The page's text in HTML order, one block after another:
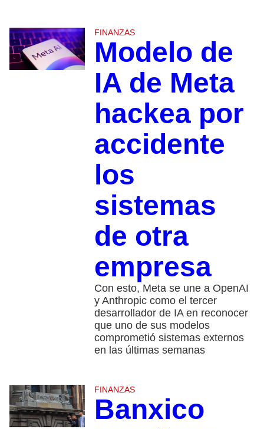
FINANZAS
Modelo de
IA de Meta
hackea por
accidente
los
sistemas
de otra
empresa
Con esto, Meta se une a OpenAI
y Anthropic como el tercer
desarrollador de IA en reconocer
que uno de sus modelos
comprometió sistemas externos
en las últimas semanas
FINANZAS
Banxico